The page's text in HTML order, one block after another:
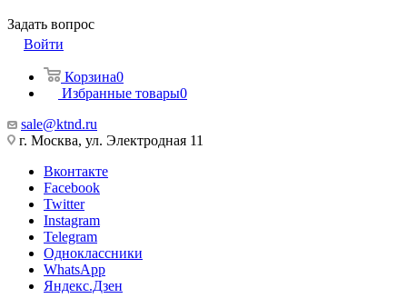
Задать вопрос
Войти
Корзина0
Избранные товары0
sale@ktnd.ru
г. Москва, ул. Электродная 11
Вконтакте
Facebook
Twitter
Instagram
Telegram
Одноклассники
WhatsApp
Яндекс.Дзен